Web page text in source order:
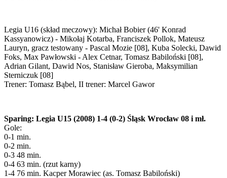
Legia U16 (skład meczowy): Michał Bobier (46' Konrad
Kassyanowicz) - Mikołaj Kotarba, Franciszek Pollok, Mateusz
Lauryn, gracz testowany - Pascal Mozie [08], Kuba Solecki, Dawid
Foks, Max Pawłowski - Alex Cetnar, Tomasz Babiloński [08],
Adrian Gilant, Dawid Nos, Stanisław Gieroba, Maksymilian
Sterniczuk [08]
Trener: Tomasz Bąbel, II trener: Marcel Gawor
Sparing: Legia U15 (2008) 1-4 (0-2) Śląsk Wrocław 08 i mł.
Gole:
0-1 min.
0-2 min.
0-3 48 min.
0-4 63 min. (rzut karny)
1-4 76 min. Kacper Morawiec (as. Tomasz Babiloński)